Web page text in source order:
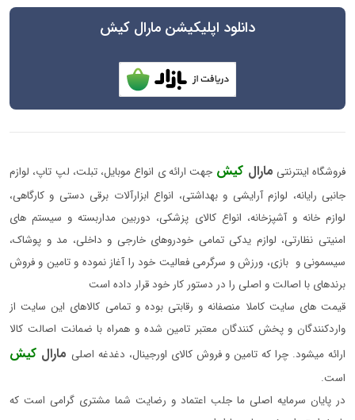
دانلود اپلیکیشن مارال کیش
فروشگاه اینترنتی مارال کیش جهت ارائه ی انواع موبایل، تبلت، لپ تاپ، لوازم
جانبی رایانه، لوازم آرایشی و بهداشتی، انواع ابزارآلات برقی دستی و کارگاهی،
لوازم خانه و آشپزخانه، انواع کالای پزشکی، دوربین مداربسته و سیستم های
امنیتی نظارتی، لوازم یدکی تمامی خودروهای خارجی و داخلی، مد و پوشاک،
سیسمونی و بازی، ورزش و سرگرمی فعالیت خود را آغاز نموده و تامین و فروش
برندهای با اصالت و اصلی را در دستور کار خود قرار داده است
قیمت های سایت کاملا منصفانه و رقابتی بوده و تمامی کالاهای این سایت از
واردکنندگان و پخش کنندگان معتبر تامین شده و همراه با ضمانت اصالت کالا
ارائه میشود. چرا که تامین و فروش کالای اورجینال، دغدغه اصلی مارال کیش
است.
در پایان سرمایه اصلی ما جلب اعتماد و رضایت شما مشتری گرامی است که